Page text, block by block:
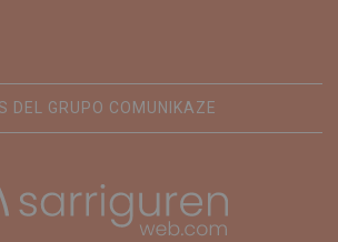
DEL GRUPO COMUNIKAZE